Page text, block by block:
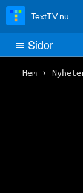
Hem›
TextTV.nu
Sidor